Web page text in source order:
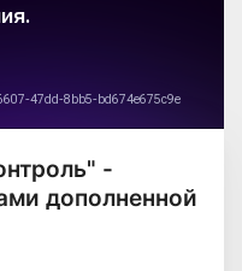
-
дополненной